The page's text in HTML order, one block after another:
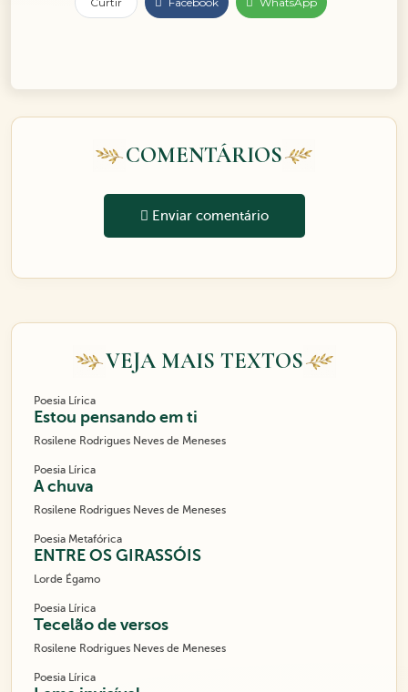
COMENTÁRIOS
Enviar comentário
VEJA MAIS TEXTOS
Poesia Lírica
Estou pensando em ti
Rosilene Rodrigues Neves de Meneses
Poesia Lírica
A chuva
Rosilene Rodrigues Neves de Meneses
Poesia Metafórica
ENTRE OS GIRASSÓIS
Lorde Égamo
Poesia Lírica
Tecelão de versos
Rosilene Rodrigues Neves de Meneses
Poesia Lírica